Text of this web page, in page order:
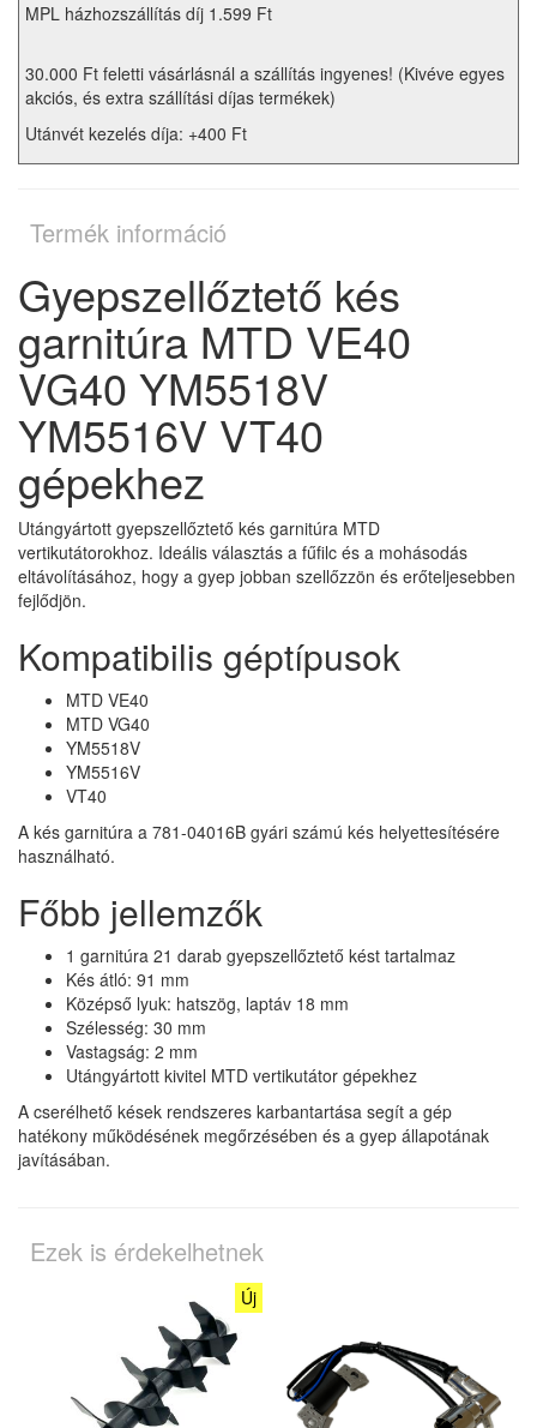
MPL házhozszállítás díj 1.599 Ft
30.000 Ft feletti vásárlásnál a szállítás ingyenes! (Kivéve egyes
akciós, és extra szállítási díjas termékek)
Utánvét kezelés díja: +400 Ft
Termék információ
Gyepszellőztető kés
garnitúra MTD VE40
VG40 YM5518V
YM5516V VT40
gépekhez
Utángyártott gyepszellőztető kés garnitúra MTD
vertikutátorokhoz. Ideális választás a fűfilc és a mohásodás
eltávolításához, hogy a gyep jobban szellőzzön és erőteljesebben
fejlődjön.
Kompatibilis géptípusok
MTD VE40
MTD VG40
YM5518V
YM5516V
VT40
A kés garnitúra a 781-04016B gyári számú kés helyettesítésére
használható.
Főbb jellemzők
1 garnitúra 21 darab gyepszellőztető kést tartalmaz
Kés átló: 91 mm
Középső lyuk: hatszög, laptáv 18 mm
Szélesség: 30 mm
Vastagság: 2 mm
Utángyártott kivitel MTD vertikutátor gépekhez
A cserélhető kések rendszeres karbantartása segít a gép
hatékony működésének megőrzésében és a gyep állapotának
javításában.
Ezek is érdekelhetnek
Új